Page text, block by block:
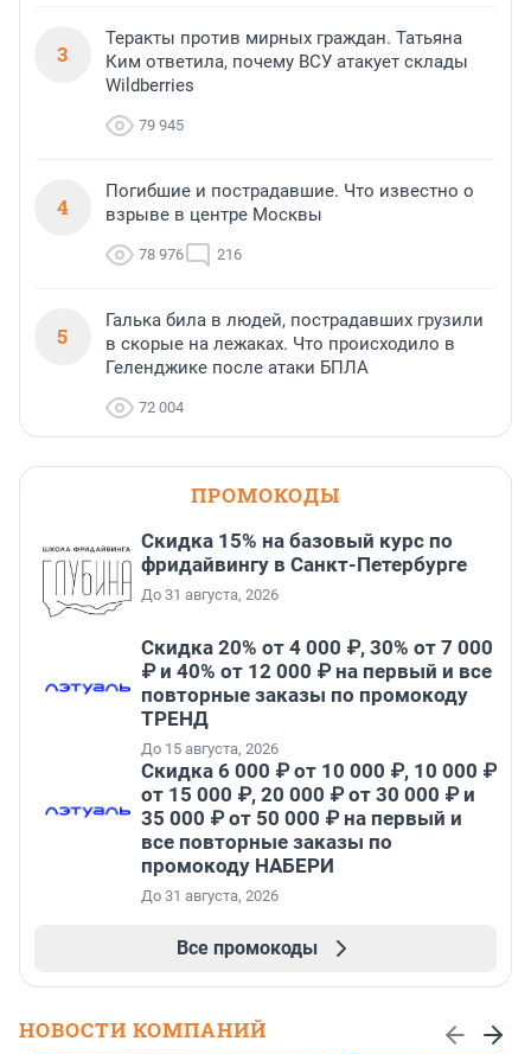
3
Теракты против мирных граждан. Татьяна
Ким ответила, почему ВСУ атакует склады
Wildberries
79 945
4
Погибшие и пострадавшие. Что известно о
взрыве в центре Москвы
78 976 216
5
Галька била в людей, пострадавших грузили
в скорые на лежаках. Что происходило в
Геленджике после атаки БПЛА
72 004
ПРОМОКОДЫ
Скидка 15% на базовый курс по
фридайвингу в Санкт-Петербурге
До 31 августа, 2026
Скидка 20% от 4 000 ₽, 30% от 7 000
₽ и 40% от 12 000 ₽ на первый и все
повторные заказы по промокоду
ТРЕНД
До 15 августа, 2026
Скидка 6 000 ₽ от 10 000 ₽, 10 000 ₽
от 15 000 ₽, 20 000 ₽ от 30 000 ₽ и
35 000 ₽ от 50 000 ₽ на первый и
все повторные заказы по
промокоду НАБЕРИ
До 31 августа, 2026
Все промокоды
НОВОСТИ КОМПАНИЙ